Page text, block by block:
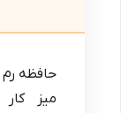
میز کار